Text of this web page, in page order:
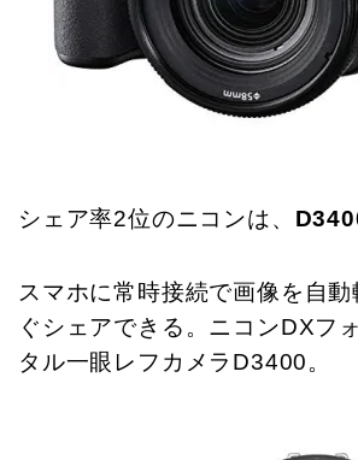
シェア率2位のニコンは、
スマホに常時接続で画像を自
ぐシェアできる。ニコンDXフ
タル一眼レフカメラD3400。